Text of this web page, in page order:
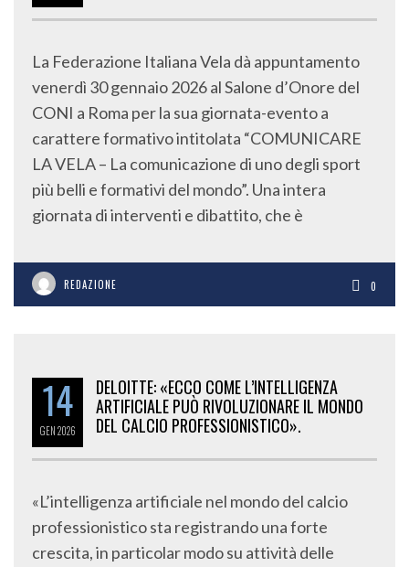
La Federazione Italiana Vela dà appuntamento
venerdì 30 gennaio 2026 al Salone d’Onore del
CONI a Roma per la sua giornata-evento a
carattere formativo intitolata “COMUNICARE
LA VELA – La comunicazione di uno degli sport
più belli e formativi del mondo”. Una intera
giornata di interventi e dibattito, che è
REDAZIONE 0
14
GEN2026
DELOITTE: «ECCO COME L’INTELLIGENZA
ARTIFICIALE PUÒ RIVOLUZIONARE IL MONDO
DEL CALCIO PROFESSIONISTICO».
«L’intelligenza artificiale nel mondo del calcio
professionistico sta registrando una forte
crescita, in particolar modo su attività delle